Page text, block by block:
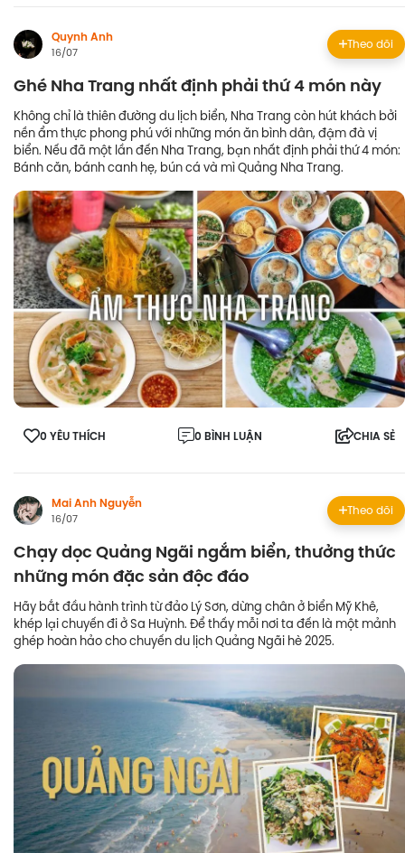
Quynh Anh
16/07
Theo dõi
Ghé Nha Trang nhất định phải thứ 4 món này
Không chỉ là thiên đường du lịch biển, Nha Trang còn hút khách bởi
nền ẩm thực phong phú với những món ăn bình dân, đậm đà vị
biển. Nếu đã một lần đến Nha Trang, bạn nhất định phải thứ 4 món:
Bánh căn, bánh canh hẹ, bún cá và mì Quảng Nha Trang.
0 YÊU THÍCH 0 BÌNH LUẬN CHIA SẺ
Mai Anh Nguyễn
16/07
Theo dõi
Chạy dọc Quảng Ngãi ngắm biển, thưởng thức
những món đặc sản độc đáo
Hãy bắt đầu hành trình từ đảo Lý Sơn, dừng chân ở biển Mỹ Khê,
khép lại chuyến đi ở Sa Huỳnh. Để thấy mỗi nơi ta đến là một mảnh
ghép hoàn hảo cho chuyến du lịch Quảng Ngãi hè 2025.